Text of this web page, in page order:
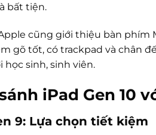
bất tiện.
cũng giới thiệu bàn
gõ tốt, có trackpad và chân
học sinh, sinh viên.
iPad Gen 10
9: Lựa chọn tiết kiệm